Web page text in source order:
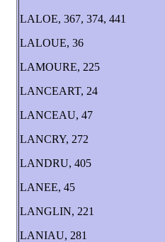
LALOE, 367, 374, 441
LALOUE, 36
LAMOURE, 225
LANCEART, 24
LANCEAU, 47
LANCRY, 272
LANDRU, 405
LANEE, 45
LANGLIN, 221
LANIAU, 281